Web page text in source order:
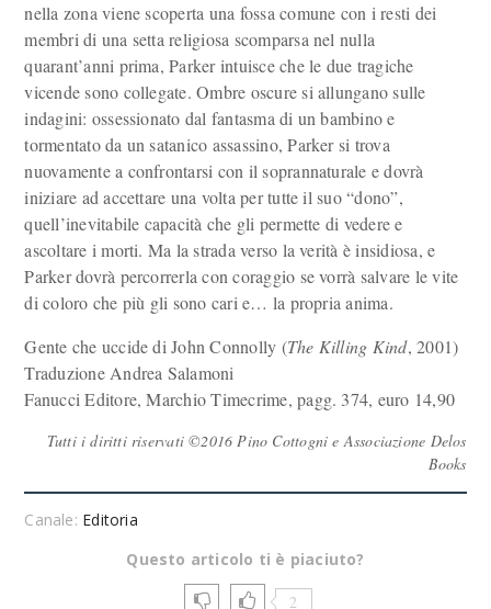
nella zona viene scoperta una fossa comune con i resti dei
membri di una setta religiosa scomparsa nel nulla
quarant’anni prima, Parker intuisce che le due tragiche
vicende sono collegate. Ombre oscure si allungano sulle
indagini: ossessionato dal fantasma di un bambino e
tormentato da un satanico assassino, Parker si trova
nuovamente a confrontarsi con il soprannaturale e dovrà
iniziare ad accettare una volta per tutte il suo “dono”,
quell’inevitabile capacità che gli permette di vedere e
ascoltare i morti. Ma la strada verso la verità è insidiosa, e
Parker dovrà percorrerla con coraggio se vorrà salvare le vite
di coloro che più gli sono cari e… la propria anima.
Gente che uccide di John Connolly (The Killing Kind, 2001)
Traduzione Andrea Salamoni
Fanucci Editore, Marchio Timecrime, pagg. 374, euro 14,90
Tutti i diritti riservati ©2016 Pino Cottogni e Associazione Delos
Books
Canale: Editoria
Questo articolo ti è piaciuto?
2